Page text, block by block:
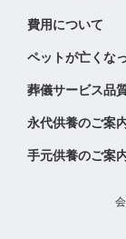
費用について
ペットが亡くな
葬儀サービス品
永代供養のご案
手元供養のご案